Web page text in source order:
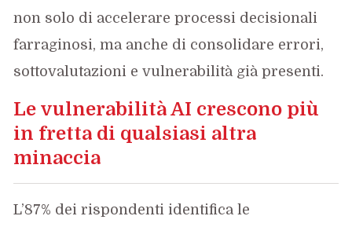
non solo di accelerare processi decisionali
farraginosi, ma anche di consolidare errori,
sottovalutazioni e vulnerabilità già presenti.
Le vulnerabilità AI crescono più
in fretta di qualsiasi altra
minaccia
L’87% dei rispondenti identifica le